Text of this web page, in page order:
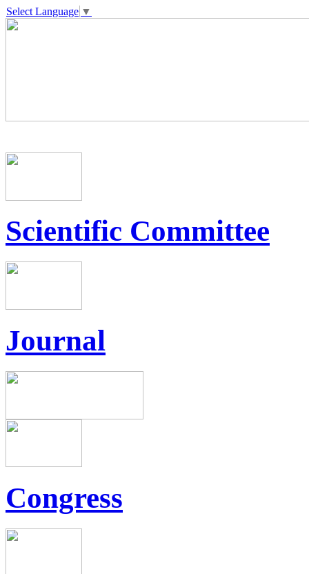
Select Language ▼
Scientific Committee
Journal
Congress